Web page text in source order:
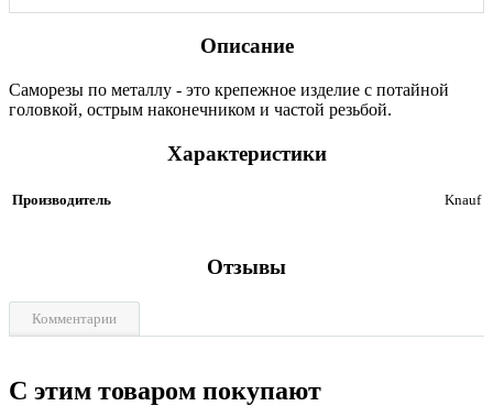
Описание
Саморезы по металлу - это крепежное изделие с потайной
головкой, острым наконечником и частой резьбой.
Характеристики
Производитель Knauf
Отзывы
Комментарии
С этим товаром покупают